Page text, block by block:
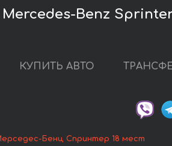
Benz
КУПИТЬ АВТО
Бенц Спринтер 18 мест